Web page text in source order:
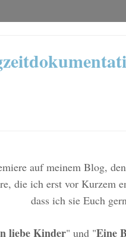
auf meinem Blog,
die ich erst vorKurzem
dass ich sie Euch
liebe Kinder" und "Eine